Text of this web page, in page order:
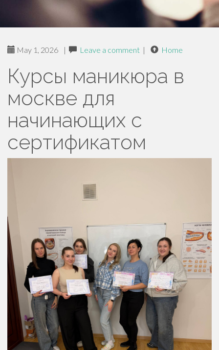
May 1, 2026 | Leave a comment | Home
Курсы маникюра в
москве для
начинающих с
сертификатом